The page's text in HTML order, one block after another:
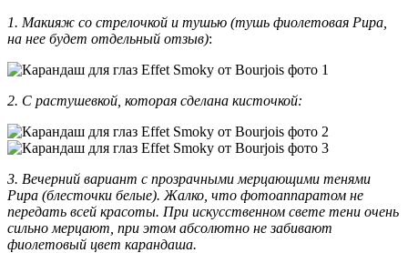
1. Макияж со стрелочкой и тушью (тушь фиолетовая Pupa,
на нее будет отдельный отзыв):
2. С растушевкой, которая сделана кисточкой:
3. Вечерний вариант с прозрачными мерцающими тенями
Pupa (блесточки белые). Жалко, что фотоаппаратом не
передать всей красоты. При искусственном свете тени очень
сильно мерцают, при этом абсолютно не забивают
фиолетовый цвет карандаша.